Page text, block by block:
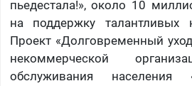
пьедестала!», около 10
на поддержку талантливых
Проект «Долговременный
некоммерческой
обслуживания населения